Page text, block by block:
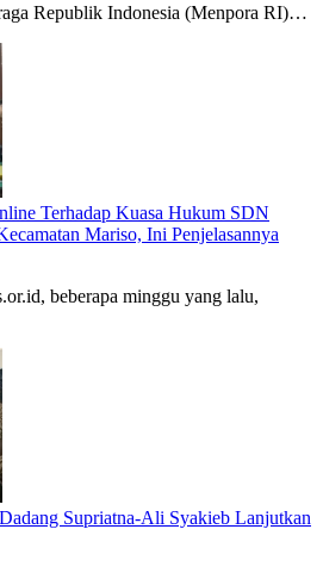
Republik Indonesia (Menpora RI)…
Terhadap Kuasa Hukum SDN
Mariso, Ini Penjelasannya
beberapa minggu yang lalu,
Supriatna-Ali Syakieb Lanjutkan